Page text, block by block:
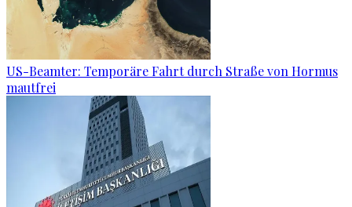
US-Beamter: Temporäre Fahrt durch Straße von Hormus
mautfrei